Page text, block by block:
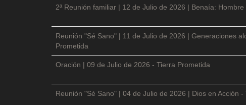
2ª Reunión familiar | 12 de Julio de 2026 | Benaía:
Reunión "Sé Sano" | 11 de Julio de 2026 | Generaciones
Prometida
Oración | 09 de Julio de 2026 - Tierra Prometida
Reunión "Sé Sano" | 04 de Julio de 2026 | Dios en Acción -